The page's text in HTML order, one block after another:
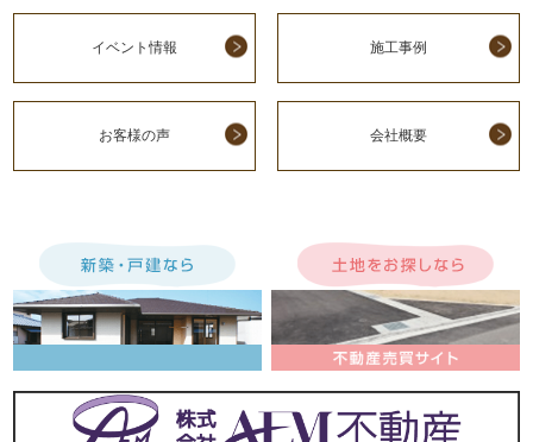
イベント情報 施工事例
お客様の声 会社概要